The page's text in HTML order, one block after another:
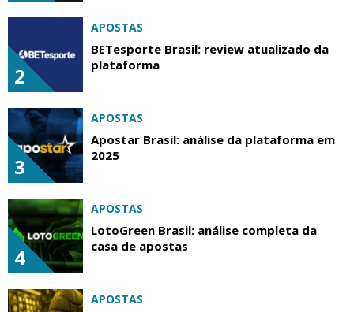
2
APOSTAS
BETesporte Brasil: review atualizado da
plataforma
3
APOSTAS
Apostar Brasil: análise da plataforma em
2025
4
APOSTAS
LotoGreen Brasil: análise completa da
casa de apostas
APOSTAS